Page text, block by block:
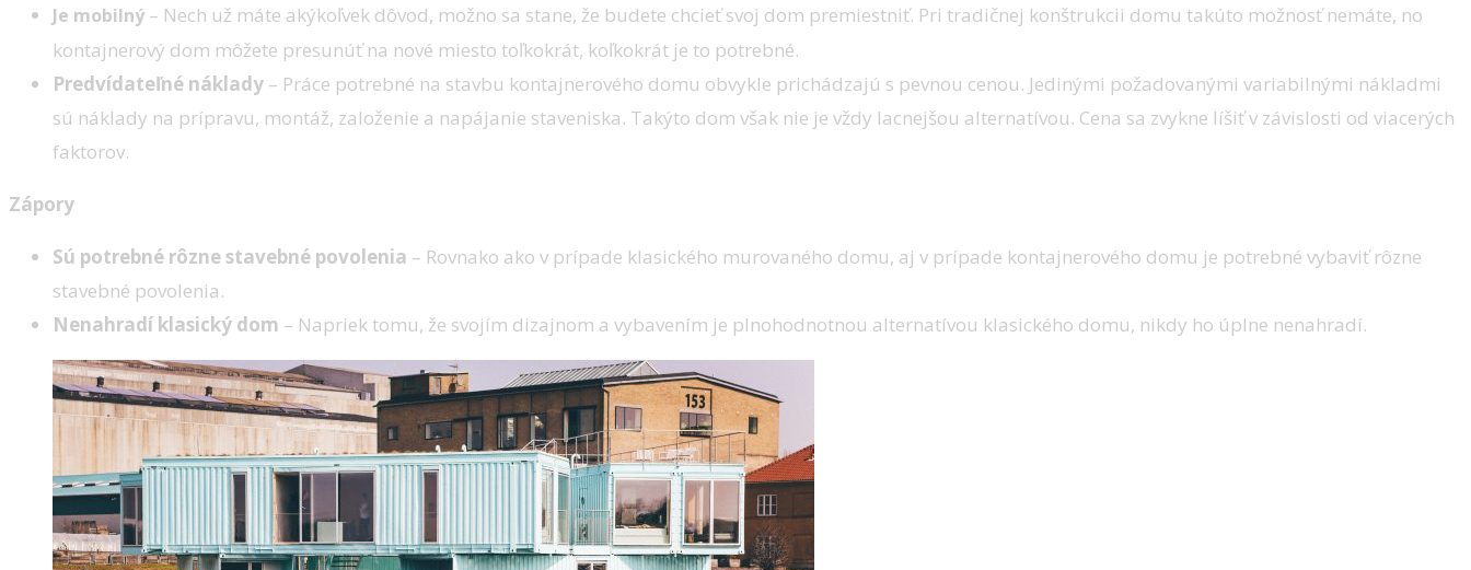
Je mobilný – Nech už máte akýkoľvek dôvod, možno sa stane, že budete chcieť svoj dom premiestniť. Pri tradičnej konštrukcii domu takúto možnosť nemáte, no
kontajnerový dom môžete presunúť na nové miesto toľkokrát, koľkokrát je to potrebné.
Predvídateľné náklady – Práce potrebné na stavbu kontajnerového domu obvykle prichádzajú s pevnou cenou. Jedinými požadovanými variabilnými nákladmi
sú náklady na prípravu, montáž, založenie a napájanie staveniska. Takýto dom však nie je vždy lacnejšou alternatívou. Cena sa zvykne líšiť v závislosti od viacerých
faktorov.
Zápory
Sú potrebné rôzne stavebné povolenia – Rovnako ako v prípade klasického murovaného domu, aj v prípade kontajnerového domu je potrebné vybaviť rôzne
stavebné povolenia.
Nenahradí klasický dom – Napriek tomu, že svojím dizajnom a vybavením je plnohodnotnou alternatívou klasického domu, nikdy ho úplne nenahradí.